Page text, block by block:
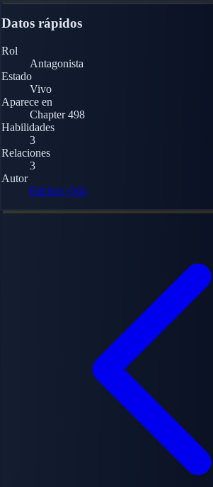
Datos rápidos
Rol
Antagonista
Estado
Vivo
Aparece en
Chapter 498
Habilidades
3
Relaciones
3
Autor
Eiichiro Oda